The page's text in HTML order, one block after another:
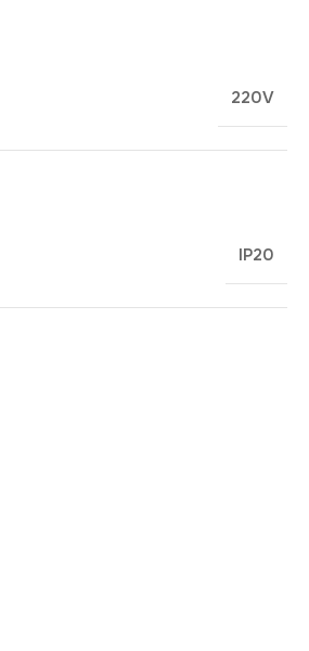
220V
IP20